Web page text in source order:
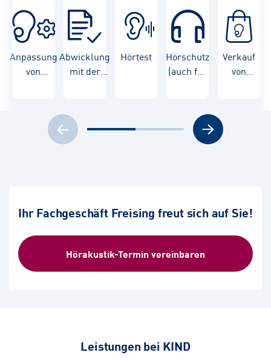
Anpassung
von
Abwicklung
mit der
Hörtest
Hörschutz
(auch für
Verkauf
von
Ihr Fachgeschäft Freising freut sich auf Sie!
Hörakustik-Termin vereinbaren
Leistungen bei KIND